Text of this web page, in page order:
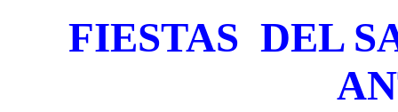
FIESTAS DEL